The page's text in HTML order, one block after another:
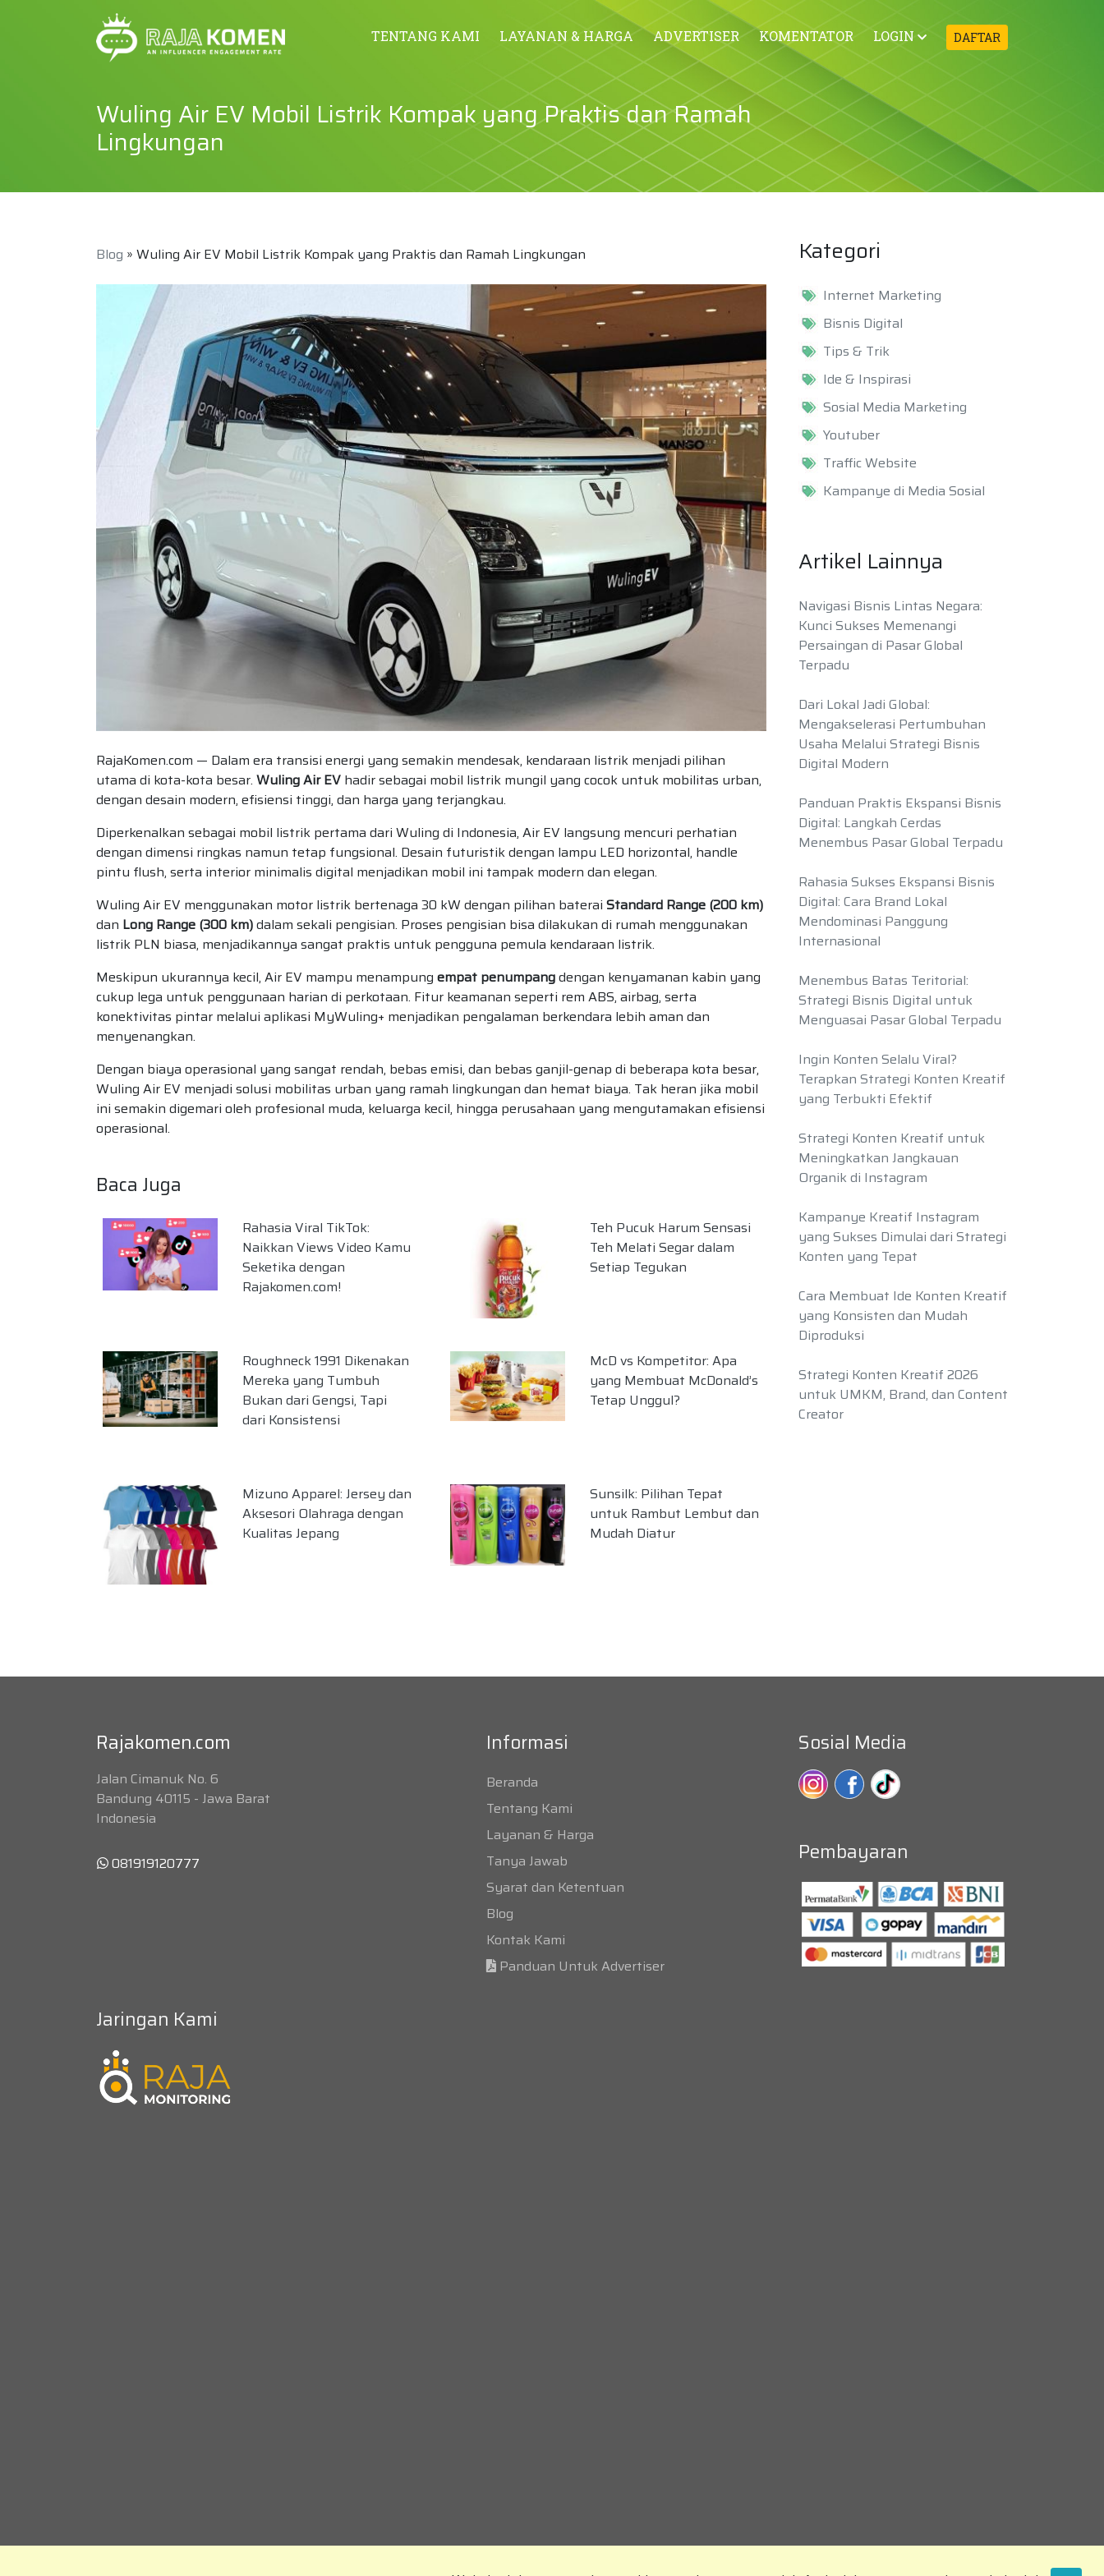
TENTANG KAMI LAYANAN & HARGA ADVERTISER KOMENTATOR LOGIN DAFTAR
Wuling Air EV Mobil Listrik Kompak yang Praktis dan Ramah
Lingkungan
Blog » Wuling Air EV Mobil Listrik Kompak yang Praktis dan Ramah Lingkungan
RajaKomen.com — Dalam era transisi energi yang semakin mendesak, kendaraan listrik menjadi pilihan
utama di kota-kota besar. Wuling Air EV hadir sebagai mobil listrik mungil yang cocok untuk mobilitas urban,
dengan desain modern, efisiensi tinggi, dan harga yang terjangkau.
Diperkenalkan sebagai mobil listrik pertama dari Wuling di Indonesia, Air EV langsung mencuri perhatian
dengan dimensi ringkas namun tetap fungsional. Desain futuristik dengan lampu LED horizontal, handle
pintu flush, serta interior minimalis digital menjadikan mobil ini tampak modern dan elegan.
Wuling Air EV menggunakan motor listrik bertenaga 30 kW dengan pilihan baterai Standard Range (200 km)
dan Long Range (300 km)dalam sekali pengisian. Proses pengisian bisa dilakukan di rumah menggunakan
listrik PLN biasa, menjadikannya sangat praktis untuk pengguna pemula kendaraan listrik.
Meskipun ukurannya kecil, Air EV mampu menampung empat penumpangdengan kenyamanan kabin yang
cukup lega untuk penggunaan harian di perkotaan. Fitur keamanan seperti rem ABS, airbag, serta
konektivitas pintar melalui aplikasi MyWuling+ menjadikan pengalaman berkendara lebih aman dan
menyenangkan.
Dengan biaya operasional yang sangat rendah, bebas emisi, dan bebas ganjil-genap di beberapa kota besar,
Wuling Air EV menjadi solusi mobilitas urban yang ramah lingkungan dan hemat biaya. Tak heran jika mobil
ini semakin digemari oleh profesional muda, keluarga kecil, hingga perusahaan yang mengutamakan efisiensi
operasional.
Baca Juga
Rahasia Viral TikTok:
Naikkan Views Video Kamu
Seketika dengan
Rajakomen.com!
Teh Pucuk Harum Sensasi
Teh Melati Segar dalam
Setiap Tegukan
Roughneck 1991 Dikenakan
Mereka yang Tumbuh
Bukan dari Gengsi, Tapi
dari Konsistensi
McD vs Kompetitor: Apa
yang Membuat McDonald’s
Tetap Unggul?
Mizuno Apparel: Jersey dan
Aksesori Olahraga dengan
Kualitas Jepang
Sunsilk: Pilihan Tepat
untuk Rambut Lembut dan
Mudah Diatur
Kategori
Internet Marketing
Bisnis Digital
Tips & Trik
Ide & Inspirasi
Sosial Media Marketing
Youtuber
Traffic Website
Kampanye di Media Sosial
Artikel Lainnya
Navigasi Bisnis Lintas Negara:
Kunci Sukses Memenangi
Persaingan di Pasar Global
Terpadu
Dari Lokal Jadi Global:
Mengakselerasi Pertumbuhan
Usaha Melalui Strategi Bisnis
Digital Modern
Panduan Praktis Ekspansi Bisnis
Digital: Langkah Cerdas
Menembus Pasar Global Terpadu
Rahasia Sukses Ekspansi Bisnis
Digital: Cara Brand Lokal
Mendominasi Panggung
Internasional
Menembus Batas Teritorial:
Strategi Bisnis Digital untuk
Menguasai Pasar Global Terpadu
Ingin Konten Selalu Viral?
Terapkan Strategi Konten Kreatif
yang Terbukti Efektif
Strategi Konten Kreatif untuk
Meningkatkan Jangkauan
Organik di Instagram
Kampanye Kreatif Instagram
yang Sukses Dimulai dari Strategi
Konten yang Tepat
Cara Membuat Ide Konten Kreatif
yang Konsisten dan Mudah
Diproduksi
Strategi Konten Kreatif 2026
untuk UMKM, Brand, dan Content
Creator
Rajakomen.com
Jalan Cimanuk No. 6
Bandung 40115 - Jawa Barat
Indonesia
081919120777
Informasi
Beranda
Tentang Kami
Layanan & Harga
Tanya Jawab
Syarat dan Ketentuan
Blog
Kontak Kami
Panduan Untuk Advertiser
Sosial Media
Pembayaran
Jaringan Kami